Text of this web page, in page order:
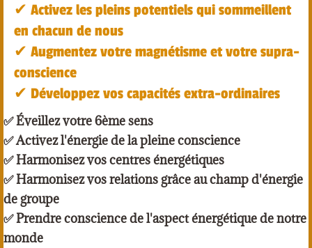
✔︎ Activez les pleins potentiels qui sommeillent
en chacun de nous
✔︎ Augmentez votre magnétisme et votre supra-
conscience
✔︎ Développez vos capacités extra-ordinaires
✅ Éveillez votre 6ème sens
✅ Activez l'énergie de la pleine conscience
✅ Harmonisez vos centres énergétiques
✅ Harmonisez vos relations grâce au champ d'énergie
de groupe
✅ Prendre conscience de l'aspect énergétique de notre
monde